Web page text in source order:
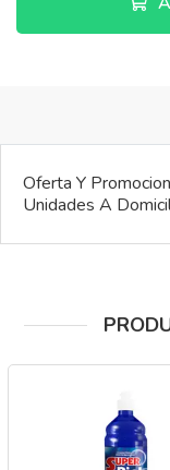
Oferta Y
Unidades A